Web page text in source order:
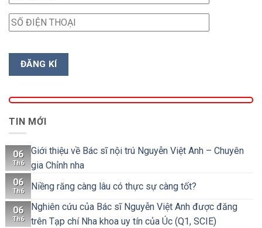
TIN MỚI
06
Th6
Giới thiệu về Bác sĩ nội trú Nguyễn Việt Anh – Chuyên
gia Chỉnh nha
06
Th6 Niềng răng càng lâu có thực sự càng tốt?
06
Th6
Nghiên cứu của Bác sĩ Nguyễn Việt Anh được đăng
trên Tạp chí Nha khoa uy tín của Úc (Q1, SCIE)